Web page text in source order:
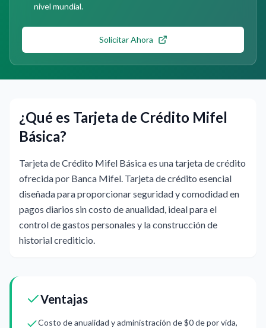
nivel mundial.
Solicitar Ahora
¿Qué es Tarjeta de Crédito Mifel
Básica?
Tarjeta de Crédito Mifel Básica es una tarjeta de crédito
ofrecida por Banca Mifel. Tarjeta de crédito esencial
diseñada para proporcionar seguridad y comodidad en
pagos diarios sin costo de anualidad, ideal para el
control de gastos personales y la construcción de
historial crediticio.
Ventajas
Costo de anualidad y administración de $0 de por vida,